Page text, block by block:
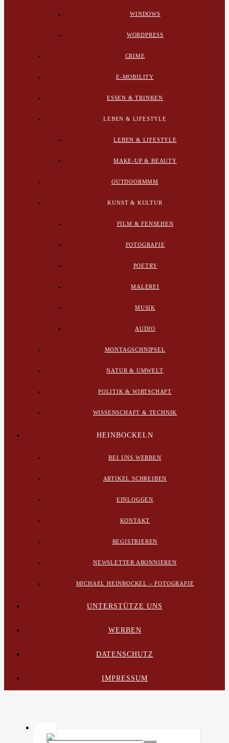
WINDOWS
WORDPRESS
CRIME
E-MOBILITY
ESSEN & TRINKEN
LEBEN & LIFESTYLE
LEBEN & LIFESTYLE
MAKE-UP & BEAUTY
OUTDOORMMM
KUNST & KULTUR
FILM & FENSEHEN
FOTOGRAFIE
POETRY
MALEREI
MUSIK
AUDIO
MONTAGSCHNIPSEL
NATUR & UMWELT
POLITIK & WIRTSCHAFT
WISSENSCHAFT & TECHNIK
HEINBOCKELN
BEI UNS WERBEN
ARTIKEL SCHREIBEN
EINLOGGEN
KONTAKT
REGISTRIEREN
NEWSLETTER ABONNIEREN
MICHAEL HEINBOCKEL – FOTOGRAFIE
UNTERSTÜTZE UNS
WERBEN
DATENSCHUTZ
IMPRESSUM